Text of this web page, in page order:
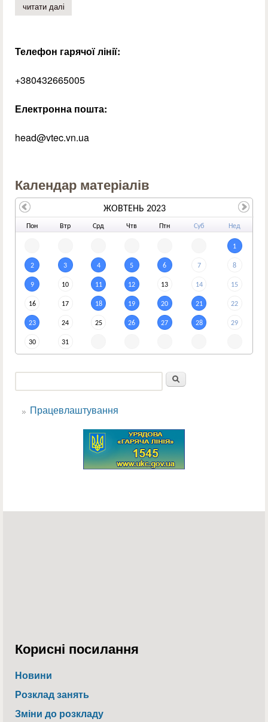
читати далі
Телефон гарячої лінії:
+380432665005
Електронна пошта:
head@vtec.vn.ua
Календар матеріалів
Пон Втр Срд Чтв Птн Суб Нед
1
2 3 4 5 6 7 8
9 10 11 12 13 14 15
16 17 18 19 20 21 22
23 24 25 26 27 28 29
30 31
ЖОВТЕНЬ 2023
Пошукова форма
Працевлаштування
Корисні посилання
Новини
Розклад занять
Зміни до розкладу